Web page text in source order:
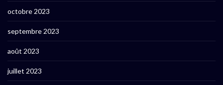
octobre 2023
septembre 2023
août 2023
juillet 2023